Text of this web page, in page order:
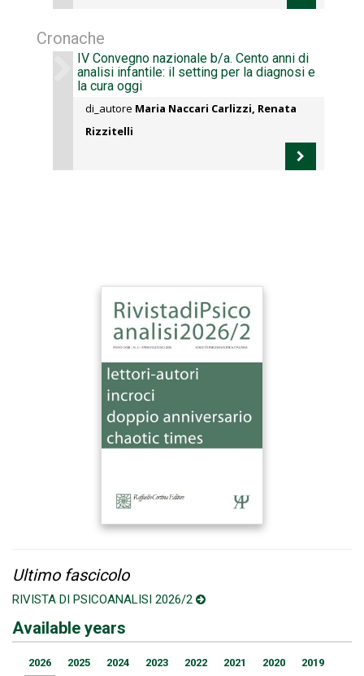
Cronache
IV Convegno nazionale b/a. Cento anni di
analisi infantile: il setting per la diagnosi e
la cura oggi
di_autore Maria Naccari Carlizzi, Renata
Rizzitelli
Ultimo fascicolo
RIVISTA DI PSICOANALISI 2026/2
Available years
2026 2025 2024 2023 2022 2021 2020
2019